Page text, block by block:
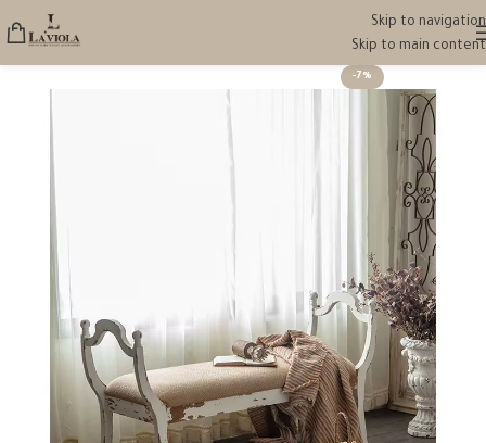
Skip to navigation
Skip to main content
-7%